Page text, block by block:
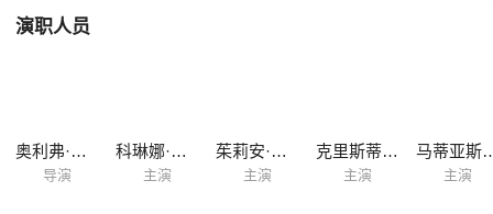
婚礼。 希特勒的忠实追随者戈倍尔（乌尔里希·马特斯 Ulrich Matthes
演职人员
奥利弗·希施比格尔
导演
科琳娜·哈弗奇
主演
茱莉安·柯勒
主演
克里斯蒂安·贝克尔
主演
马蒂亚
主演